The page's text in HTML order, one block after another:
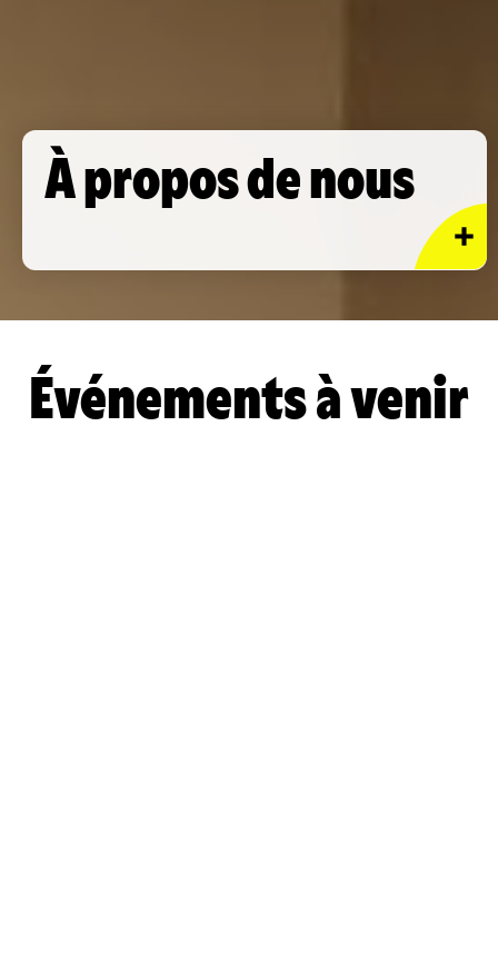
À propos de nous
Événements à venir